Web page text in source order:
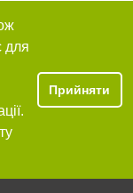
для
Прийняти